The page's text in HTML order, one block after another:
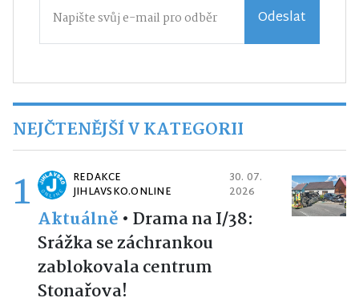
Odeslat
NEJČTENĚJŠÍ V KATEGORII
1
REDAKCE
JIHLAVSKO.ONLINE
30. 07.
2026
Aktuálně • Drama na I/38:
Srážka se záchrankou
zablokovala centrum
Stonařova!